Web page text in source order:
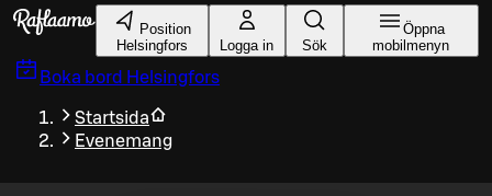
Gå till huvudinnehållet
Position
Helsingfors
Logga in Sök
Öppna
mobilmenyn
Boka bord Helsingfors
Startsida
Evenemang